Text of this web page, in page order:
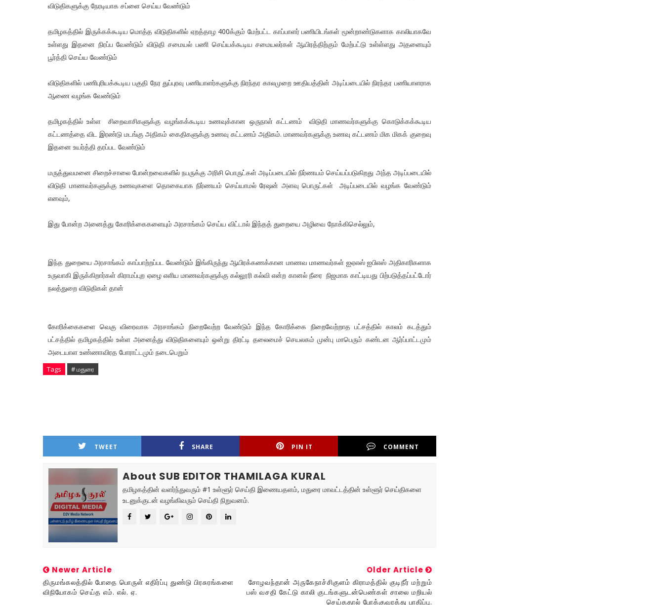
விடுதிகளுக்கு நேரடியாக சப்ளை செய்ய வேண்டும்
தமிழகத்தில் இருக்கக்கூடிய மொத்த விடுதிகளில் ஏறத்தாழ 400க்கும் மேற்பட்ட காப்பாளர் பணியிடங்கள் மூன்றாண்டுகளாக காலியாகவே
உள்ளது இதனை நிரப்ப வேண்டும் விடுதி சமையல் பணி செய்யக்கூடிய சமையலர்கள் ஆயிரத்திற்கும் மேற்பட்டு உள்ள்ளது அதனையும்
பூர்த்தி செய்ய வேண்டும்
விடுதிகளில் பணிபுரியக்கூடிய பகுதி நேர துப்புரவு பணியாளர்களுக்கு நிரந்தர காலமுறை ஊதியத்தின் அடிப்படையில் நிரந்தர பணியாளராக
ஆணை வழங்க வேண்டும்
தமிழகத்தில் உள்ள சிறைவாசிகளுக்கு வழங்கக்கூடிய உணவுக்கான ஒருநாள் கட்டணம் விடுதி மாணவர்களுக்கு கொடுக்கக்கூடிய
கட்டணத்தை விட இரண்டு மடங்கு அதிகம் கைதிகளுக்கு உணவு கட்டணம் அதிகம். மாணவர்களுக்கு உணவு கட்டணம் மிக மிகக் குறைவு
இதனை உயர்த்தி தரப்பட வேண்டும்
மருத்துவமனை சிறைச்சாலை போன்றவைகளில் நபருக்கு அரிசி பொருட்கள் அடிப்படையில் நிர்ணயம் செய்யப்படுகிறது அந்த அடிப்படையில்
விடுதி மாணவர்களுக்கு உணவுகளை தொகையாக நிர்ணயம் செய்யாமல் ரேஷன் அளவு பொருட்கள் அடிப்படையில் வழங்க வேண்டும்
எனவும்,
இது போன்ற அனைத்து கோரிக்கைகளையும் அரசாங்கம் செய்ய விட்டால் இந்தத் துறையை அழிவை நோக்கிசெல்லும்,
இந்த துறையை அரசாங்கம் காப்பாற்றப்பட வேண்டும் இங்கிருந்து ஆயிரக்கணக்கான மாணவ மாணவர்கள் ஐஏஎஸ் ஐபிஎஸ் அதிகாரிகளாக
உருவாகி இருக்கிறார்கள் கிராமப்புற ஏழை எளிய மாணவர்களுக்கு கல்லூரி கல்வி என்ற கானல் நீரை நிஜமாக காட்டியது பிற்படுத்தப்பட்டோர்
நலத்துறை விடுதிகள் தான்
கோரிக்கைகளை வெகு விரைவாக அரசாங்கம் நிறைவேற்ற வேண்டும் இந்த கோரிக்கை நிறைவேற்றாத பட்சத்தில் காலம் கடத்தும்
பட்சத்தில் தமிழகத்தில் உள்ள அனைத்து விடுதிகளையும் ஒன்று திரட்டி தலைமைச் செயலகம் முன்பு மாபெரும் கண்டன ஆர்ப்பாட்டமும்
அடையாள உண்ணாவிரத போராட்டமும் நடைபெறும்
Tags # மதுரை
TWEET SHARE PIN IT COMMENT
About SUB EDITOR THAMILAGA KURAL
தமிழகத்தின் வளர்ந்துவரும் #1 உள்ளூர் செய்தி இணையதளம், மதுரை மாவட்டத்தின் உள்ளூர் செய்திகளை
உடனுக்குடன் வழங்கிவரும் செய்தி நிறுவனம்.
Newer Article
திருமங்கலத்தில் போதை பொருள் எதிர்ப்பு துண்டு பிரசுரங்களை
விநியோகம் செய்த எம். எல். ஏ.
Older Article
சோழவந்தான் அருகேநாச்சிகுளம் கிராமத்தில் குடிநீர் மற்றும்
பஸ் வசதி கேட்டு காலி குடங்களுடன்பெண்கள் சாலை மறியல்
செய்ததால் போக்குவரத்து பாதிப்பு.